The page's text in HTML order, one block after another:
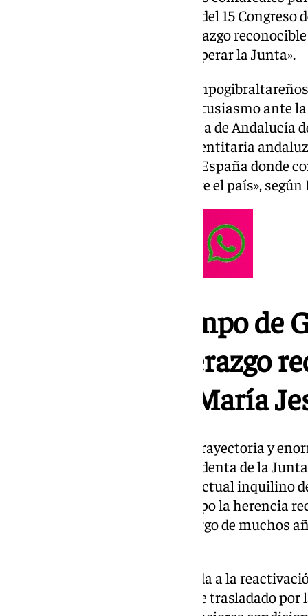
abierto de cara a la celebración del 15
(Granada), respaldando «el liderazgo
María Jesús Montero para recuperar la Junta».
En una nota, los socialistas
unánime» su «satisfacción y entusiasmo ante
recuperar el Gobierno de la Junta de Andalucía
reconocible, con fuerte carga identitaria
político dentro del Gobierno de España donde
buena senda económica que vive el país»,
El PSOE del Campo de
respalda «el liderazgo
identitario» de María
«Lo tiene todo, una acreditada trayectoria y
convertirse en la próxima presidenta de la
de lo que pueda representar el actual inquilino
que ha dilapidado en poco tiempo la herencia
en Andalucía construido a lo largo de muchos
Ruiz Boix ha reiterado la llamada a la
en concordancia con el mensaje trasladado